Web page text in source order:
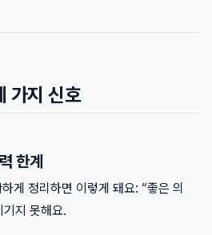
가지 신호
한계
게 정리하면 이렇게 돼요: “좋은 의
지 못해요.